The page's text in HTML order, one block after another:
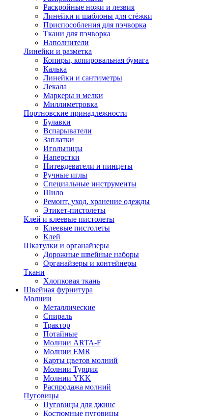
Раскройные ножи и лезвия
Линейки и шаблоны для стёжки
Приспособления для пэчворка
Ткани для пэчворка
Наполнители
Линейки и разметка
Копиры, копировальная бумага
Калька
Линейки и сантиметры
Лекала
Маркеры и мелки
Миллиметровка
Портновские принадлежности
Булавки
Вспарыватели
Заплатки
Игольницы
Наперстки
Нитевдеватели и пинцеты
Ручные иглы
Специальные инструменты
Шило
Ремонт, уход, хранение одежды
Этикет-пистолеты
Клей и клеевые пистолеты
Клеевые пистолеты
Клей
Шкатулки и органайзеры
Дорожные швейные наборы
Органайзеры и контейнеры
Ткани
Хлопковая ткань
Швейная фурнитура
Молнии
Металлические
Спираль
Трактор
Потайные
Молнии ARTA-F
Молнии EMR
Карты цветов молний
Молнии Турция
Молнии YKK
Распродажа молний
Пуговицы
Пуговицы для джинс
Костюмные пуговицы